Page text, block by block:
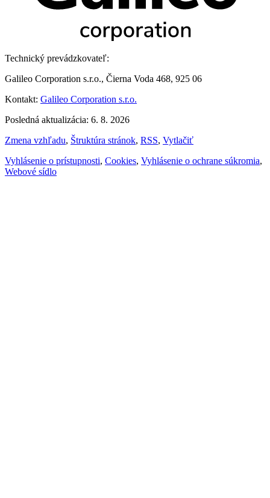
Technický prevádzkovateľ:
Galileo Corporation s.r.o., Čierna Voda 468, 925 06
Kontakt: Galileo Corporation s.r.o.
Posledná aktualizácia: 6. 8. 2026
Zmena vzhľadu, Štruktúra stránok, RSS, Vytlačiť
Vyhlásenie o prístupnosti, Cookies, Vyhlásenie o ochrane súkromia,
Webové sídlo